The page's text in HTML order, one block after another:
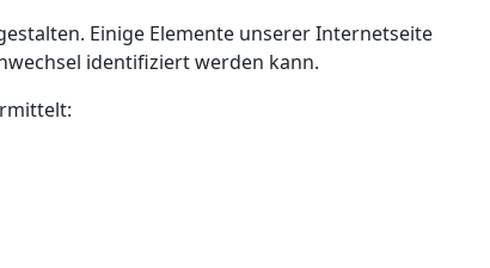
Einige Elemente unserer Internetseite
identifiziert werden kann.